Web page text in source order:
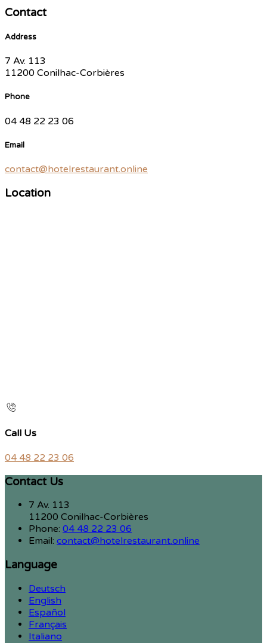
Contact
Address
7 Av. 113
11200 Conilhac-Corbières
Phone
04 48 22 23 06
Email
contact@hotelrestaurant.online
Location
Call Us
04 48 22 23 06
Contact Us
7 Av. 113
11200 Conilhac-Corbières
Phone: 04 48 22 23 06
Email: contact@hotelrestaurant.online
Language
Deutsch
English
Español
Français
Italiano